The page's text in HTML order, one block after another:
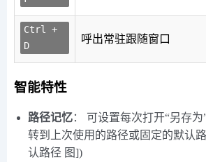
Ctrl +
D
呼出常驻跟随窗口
智能特性
路径记忆： 可设置每次打开“另存
转到上次使用的路径或固定的默认
认路径 图])